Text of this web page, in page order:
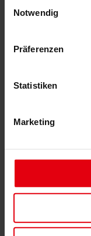
Notwendig
Präferenzen
Statistiken
Marketing
IT
Referenzen
News & Events